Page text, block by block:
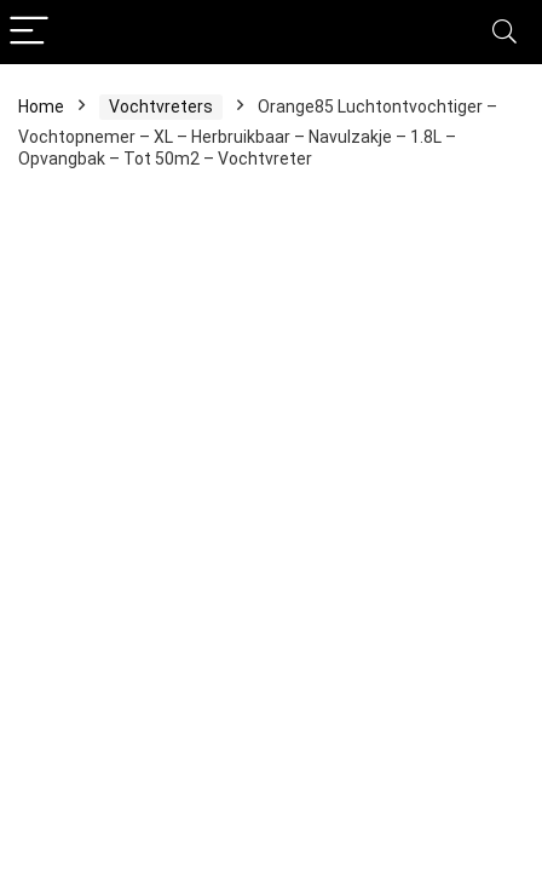
Home Vochtvreters
Orange85 Luchtontvochtiger –
Vochtopnemer – XL – Herbruikbaar – Navulzakje – 1.8L –
Opvangbak – Tot 50m2 – Vochtvreter